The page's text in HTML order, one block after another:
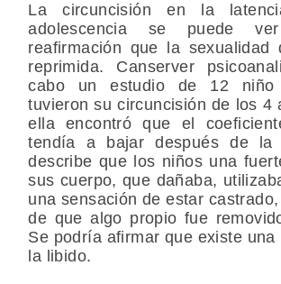
La circuncisión en la
adolescencia se puede
reafirmación que la sexualidad
reprimida. Canserver
cabo un estudio de 12 niño
tuvieron su circuncisión de los 4
ella encontró que el
tendía a bajar después de la
describe que los niños una
sus cuerpo, que dañaba,
una sensación de estar
de que algo propio fue
Se podría afirmar que existe una
la libido.